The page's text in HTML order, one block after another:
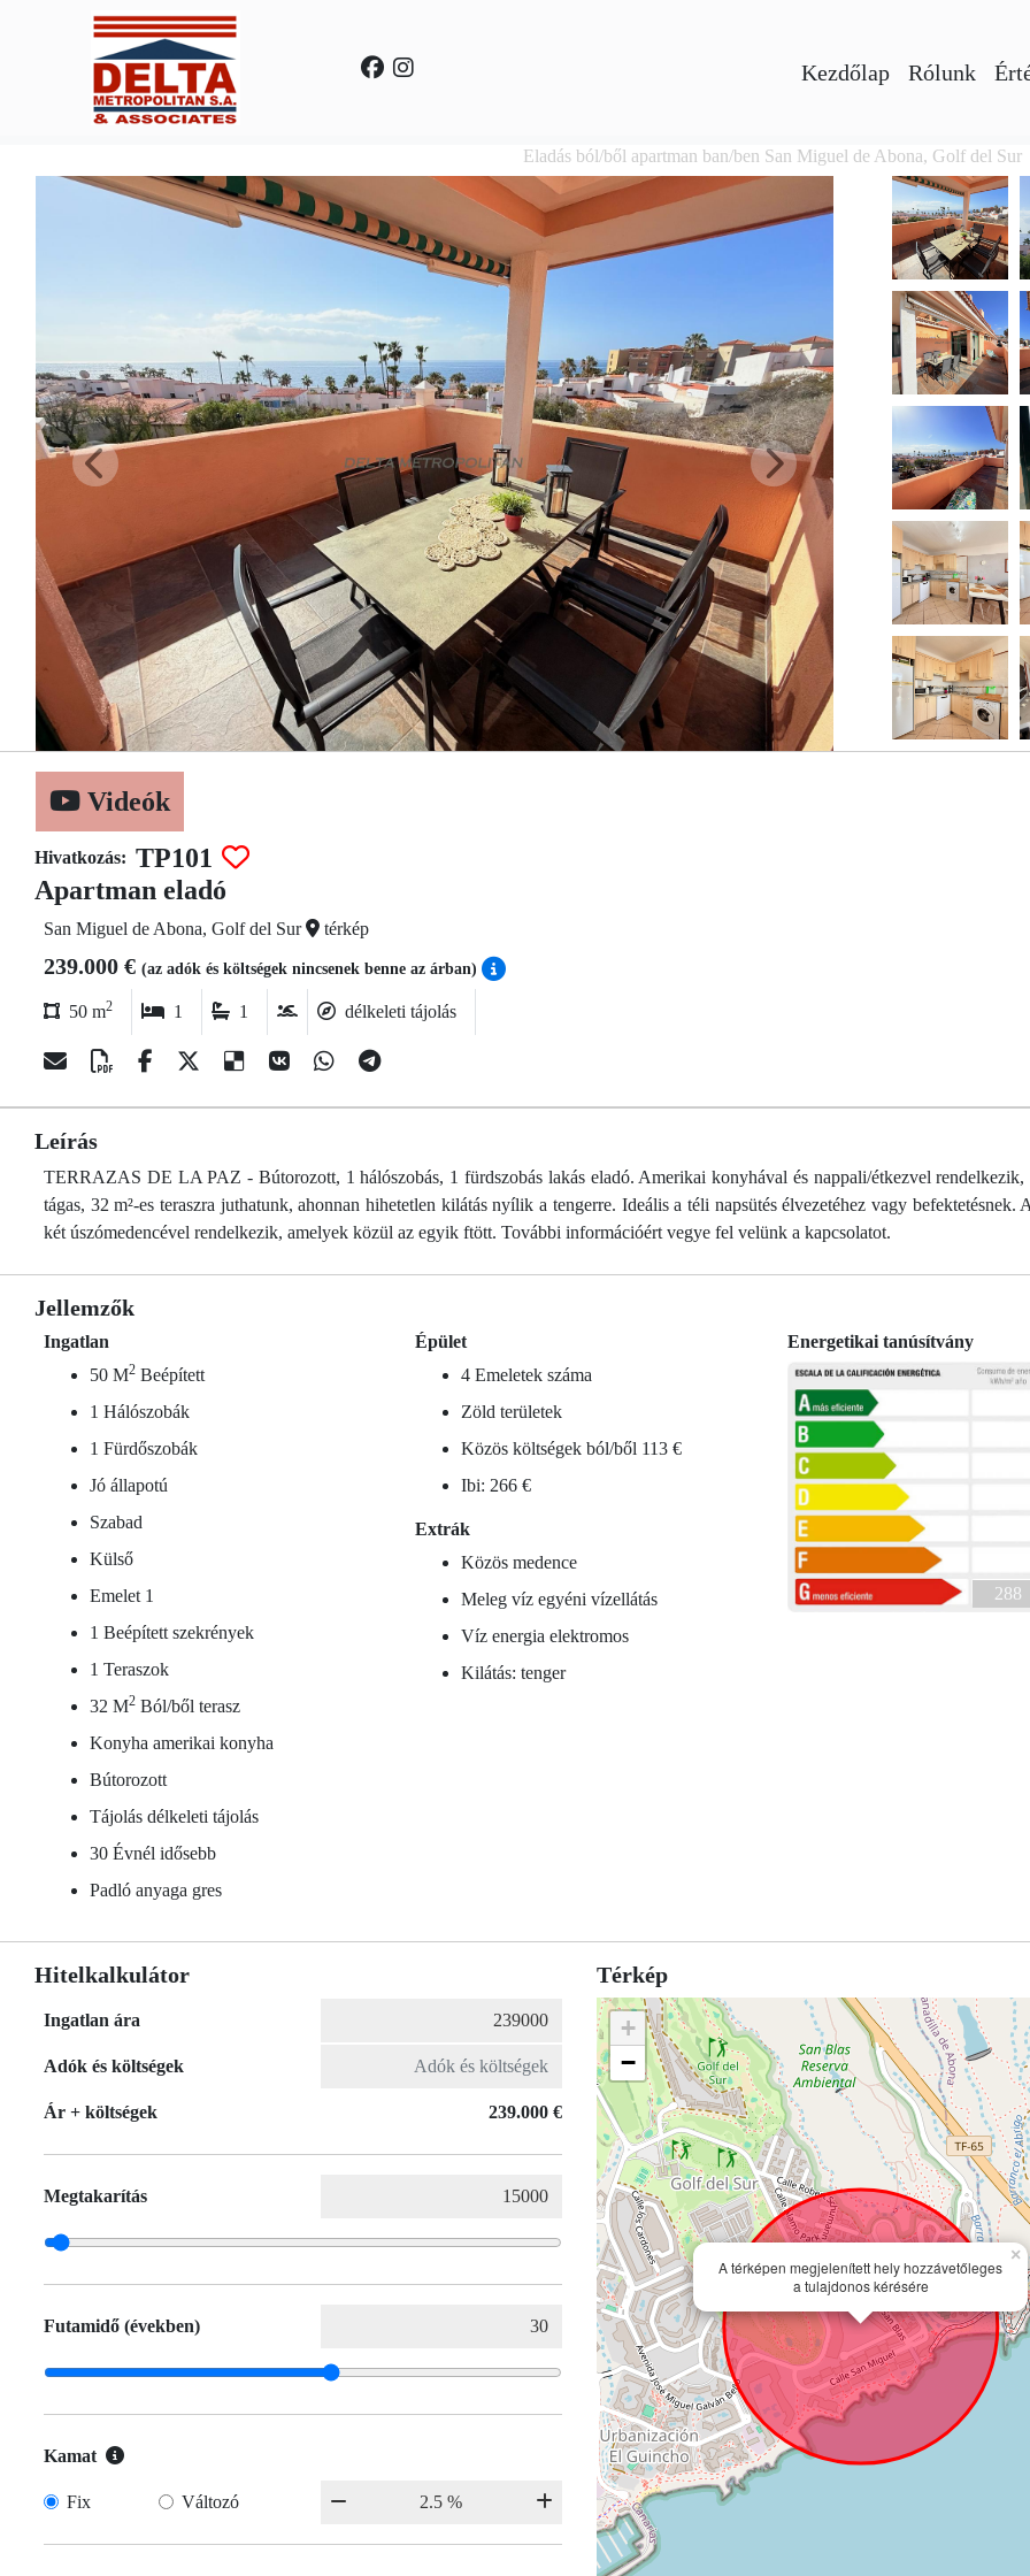
Kezdőlap Rólunk
Eladás ból/ből apartman ban/ben San Miguel de Abona, Golf del Sur
Videók
Hivatkozás: TP101
Apartman eladó
San Miguel de Abona, Golf del Sur térkép
239.000 € (az adók és költségek nincsenek benne az árban)
50 m2 1 1 délkeleti tájolás
Leírás
TERRAZAS DE LA PAZ - Bútorozott, 1 hálószobás, 1 fürdszobás lakás eladó. Amerikai konyhával és nappali/étkezvel rendelkezik,
tágas, 32 m²-es teraszra juthatunk, ahonnan hihetetlen kilátás nyílik a tengerre. Ideális a téli napsütés élvezetéhez vagy befektetésnek.
két úszómedencével rendelkezik, amelyek közül az egyik ftött. További információért vegye fel velünk a kapcsolatot.
Jellemzők
Ingatlan
50 M2 Beépített
1 Hálószobák
1 Fürdőszobák
Jó állapotú
Szabad
Külső
Emelet 1
1 Beépített szekrények
1 Teraszok
32 M2 Ból/ből terasz
Konyha amerikai konyha
Bútorozott
Tájolás délkeleti tájolás
30 Évnél idősebb
Padló anyaga gres
Épület
4 Emeletek száma
Zöld területek
Közös költségek ból/ből 113 €
Ibi: 266 €
Extrák
Közös medence
Meleg víz egyéni vízellátás
Víz energia elektromos
Kilátás: tenger
Energetikai tanúsítvány
288
Hitelkalkulátor
Ingatlan ára
Adók és költségek
Ár + költségek 239.000 €
Megtakarítás
Futamidő (években)
Kamat
Fix Változó
Térkép
A térképen megjelenített hely hozzávetőleges
a tulajdonos kérésére
×
+
−